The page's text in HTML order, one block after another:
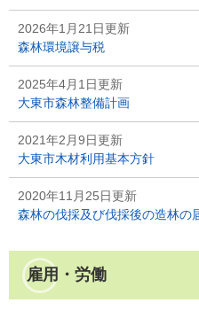
2026年1月21日更新
森林環境譲与税
2025年4月1日更新
大東市森林整備計画
2021年2月9日更新
大東市木材利用基本方針
2020年11月25日更新
森林の伐採及び伐採後の造林の
雇用・労働